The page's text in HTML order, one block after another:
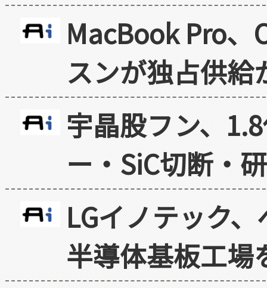
MacBook Pro
スンが独占供給
宇晶股フン、
ー・SiC切断・
LGイノテック
半導体基板工場